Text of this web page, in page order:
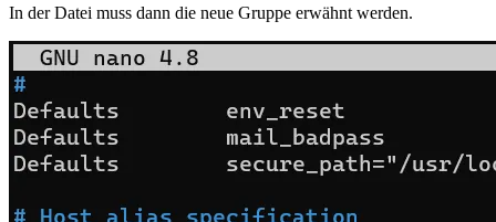
In der Datei muss dann die neue Gruppe erwähnt werden.